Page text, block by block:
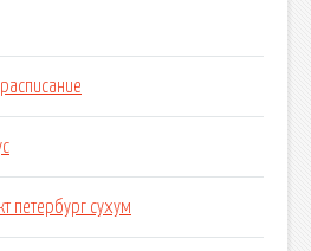
петербург сухум